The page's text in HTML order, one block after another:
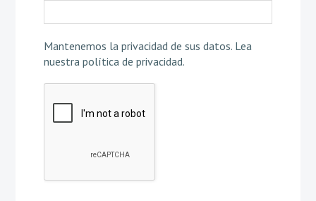
Mantenemos la privacidad de sus datos. Lea
nuestra política de privacidad.